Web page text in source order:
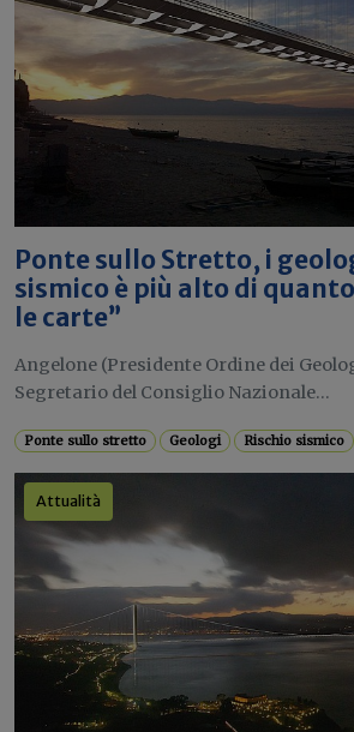
Ponte sullo Stretto, i
sismico è più alto di
le carte”
Angelone (Presidente Ordine dei
Segretario del Consiglio Nazionale...
Ponte sullo stretto Geologi Rischio sismico
Attualità